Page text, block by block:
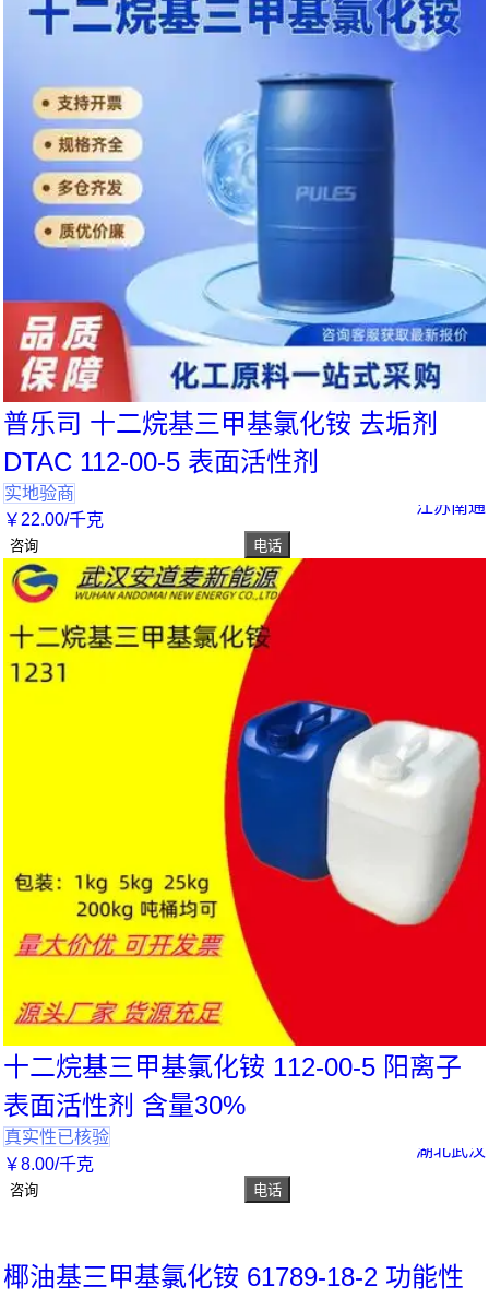
普乐司 十二烷基三甲基氯化铵 去垢剂
DTAC 112-00-5 表面活性剂
实地验商
￥ 22.00/千克
江苏南通
咨询 电话
十二烷基三甲基氯化铵 112-00-5 阳离子
表面活性剂 含量30%
真实性已核验
￥8.00/千克
湖北武汉
咨询 电话
椰油基三甲基氯化铵 61789-18-2 功能性